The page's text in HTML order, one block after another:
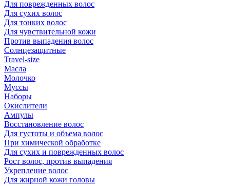
Для поврежденных волос
Для сухих волос
Для тонких волос
Для чувствительной кожи
Против выпадения волос
Солнцезащитные
Travel-size
Масла
Молочко
Муссы
Наборы
Окислители
Ампулы
Восстановление волос
Для густоты и объема волос
При химической обработке
Для сухих и поврежденных волос
Рост волос, против выпадения
Укрепление волос
Для жирной кожи головы